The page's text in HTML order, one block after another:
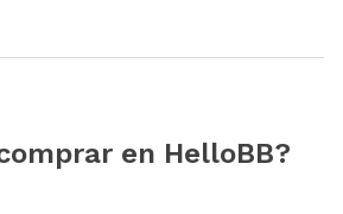
en HelloBB?